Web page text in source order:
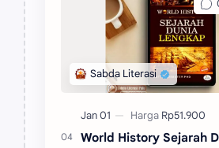
World History Sejarah